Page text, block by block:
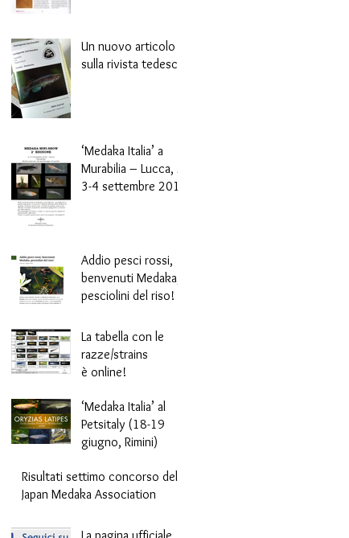
Un nuovo articolo
sulla rivista tedesca
‘Medaka Italia’ a
Murabilia – Lucca, 2-
3-4 settembre 2016
Addio pesci rossi,
benvenuti Medaka,
pesciolini del riso!
La tabella con le
razze/strains
è online!
‘Medaka Italia’ al
Petsitaly (18-19
giugno, Rimini)
Risultati settimo concorso della
Japan Medaka Association